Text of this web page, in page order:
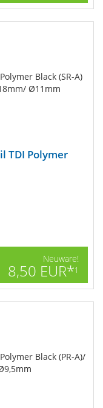
TDI Polymer
Neuware!
8,50 EUR*1